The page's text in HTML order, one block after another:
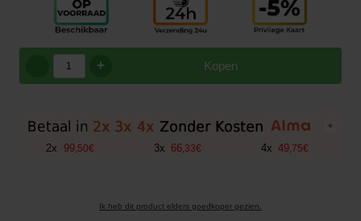
Kopen
+
+
2x 99, 50€ 3x 66, 33€ 4x 49 75€
Ik heb dit product elders goedkoper gezien.